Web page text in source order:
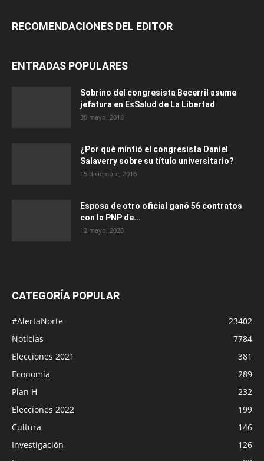
RECOMENDACIONES DEL EDITOR
ENTRADAS POPULARES
Sobrino del congresista Becerril asume
jefatura en EsSalud de La Libertad
30 mayo, 2018
¿Por qué mintió el congresista Daniel
Salaverry sobre su título universitario?
15 diciembre, 2016
Esposa de otro oficial ganó 56 contratos
con la PNP de...
12 mayo, 2020
CATEGORÍA POPULAR
#AlertaNorte
23402
Noticias
7784
Elecciones 2021
381
Economía
289
Plan H
232
Elecciones 2022
199
Cultura
146
Investigación
126